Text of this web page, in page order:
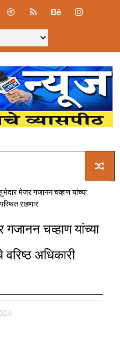
मेजर गजानन चव्हाण यांच्या
राहणार
गजानन चव्हाण यांच्या
वरिष्ठ अधिकारी